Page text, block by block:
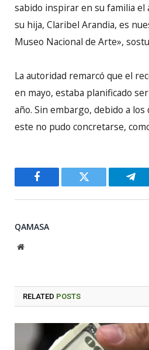
sabido inspirar en su familia el
su hija, Claribel Arandia, es
Museo Nacional de Arte»,
La autoridad remarcó que el
en mayo, estaba planificado
año. Sin embargo, debido a los
este no pudo concretarse,
Facebook Twitter
QAMASA
Website
RELATED POSTS